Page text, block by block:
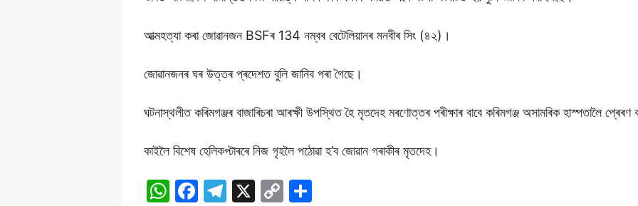
আত্মহত্যা কৰা জোৱানজন BSFৰ 134 নম্বৰ বেটেলিয়ানৰ মনবীৰ সিং (৪২)।
জোৱানজনৰ ঘৰ উত্তৰ প্ৰদেশত বুলি জানিব পৰা গৈছে।
ঘটনাস্থলীত কৰিমগঞ্জৰ বাজাৰিচৰা আৰক্ষী উপস্থিত হৈ মৃতদেহ মৰণোত্তৰ পৰীক্ষাৰ বাবে কৰিমগঞ্জ অসামৰিক হাস্পতালৈ
কাইলৈ বিশেষ হেলিকপ্টাৰৰে নিজ গৃহলৈ পঠোৱা হ’ব জোৱান গৰাকীৰ মৃতদেহ।
W F
T
X
C